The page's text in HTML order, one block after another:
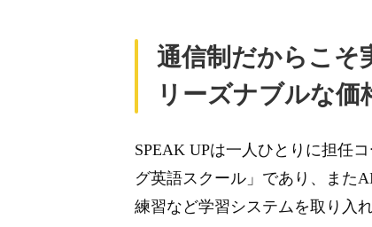
通信制だからこそ
リーズナブルな価
SPEAK UPは一人ひとりに担任
グ英語スクール」であり、また
練習など学習システムを取り入